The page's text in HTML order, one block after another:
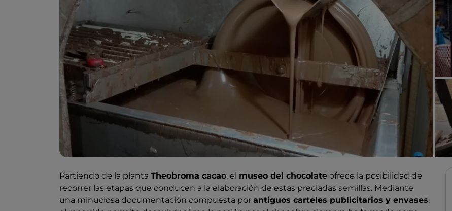
Partiendo de la planta Theobroma cacao, el museo del chocolate ofrece la posibilidad de
recorrer las etapas que conducen a la elaboración de estas preciadas semillas. Mediante
una minuciosa documentación compuesta por antiguos carteles publicitarios y envases,